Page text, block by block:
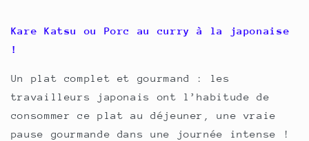
Kare Katsu ou Porc au curry à la japonaise
!
Un plat complet et gourmand : les
travailleurs japonais ont l’habitude de
consommer ce plat au déjeuner, une vraie
pause gourmande dans une journée intense !